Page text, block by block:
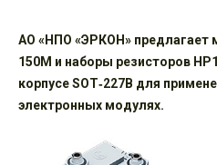
АО «НПО «ЭРКОН»
150М и наборы резисторов
корпусе SOT‑227B для
электронных модулях.